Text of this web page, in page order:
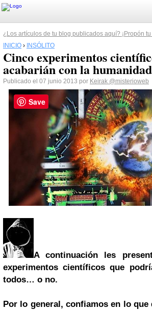
¿Los artículos de tu blog publicados aquí? ¡Propón
INICIO › INSÓLITO
Cinco experimentos
acabarián con la humanidad
Publicado el 07 junio 2013 por Keirak @misterioweb
A continuación les
experimentos científicos que
todos… o no.
Por lo general, confiamos en lo que
Save